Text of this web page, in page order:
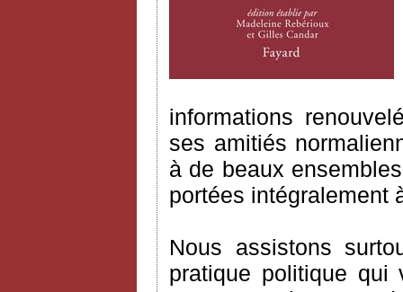
informations
ses amitiés
à de beaux
portées intégralement
Nous assistons
pratique politique qui